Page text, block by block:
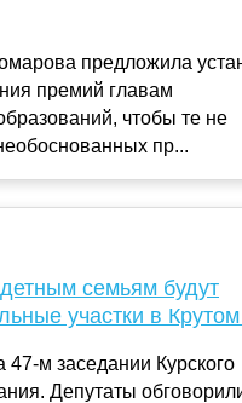
предложила
премий главам
чтобы те не
пр...
семьям будут
участки в
47-м заседании Курского
Депутаты